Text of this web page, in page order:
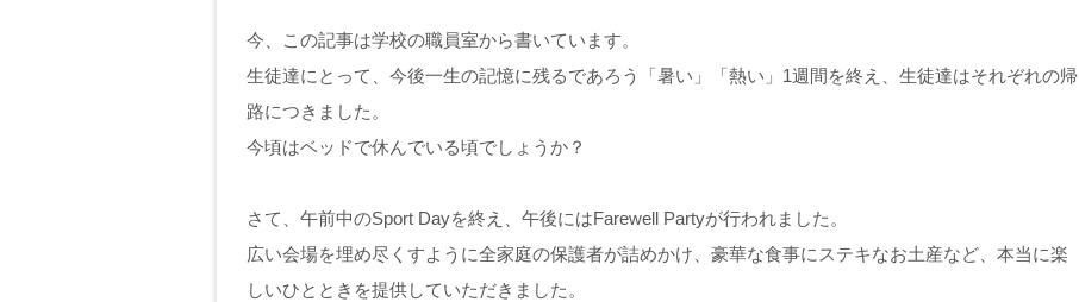
今、この記事は学校の職員室から書いています。
生徒達にとって、今後一生の記憶に残るであろう「暑い」「熱い」1週間を終え、生徒達はそれぞれの帰
路につきました。
今頃はベッドで休んでいる頃でしょうか？
さて、午前中のSport Dayを終え、午後にはFarewell Partyが行われました。
広い会場を埋め尽くすように全家庭の保護者が詰めかけ、豪華な食事にステキなお土産など、本当に楽
しいひとときを提供していただきました。